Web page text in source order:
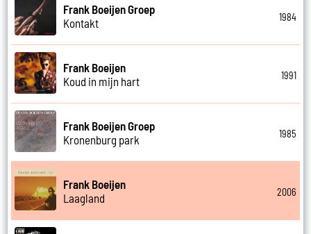
Frank Boeijen Groep
Kontakt
1984
Frank Boeijen
Koud in mijn hart
1991
Frank Boeijen Groep
Kronenburg park
1985
Frank Boeijen
Laagland
2006